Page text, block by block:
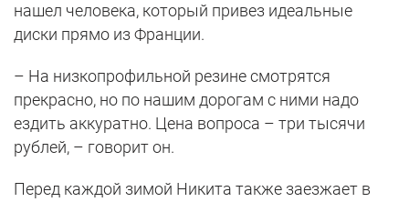
нашел человека, который привез идеальные
диски прямо из Франции.
– На низкопрофильной резине смотрятся
прекрасно, но по нашим дорогам с ними надо
ездить аккуратно. Цена вопроса – три тысячи
рублей, – говорит он.
Перед каждой зимой Никита также заезжает в